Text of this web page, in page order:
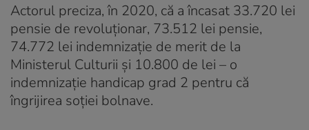
Actorul preciza, în 2020, că a încasat 33.720 lei
pensie de revoluţionar, 73.512 lei pensie,
74.772 lei indemnizaţie de merit de la
Ministerul Culturii şi 10.800 de lei – o
indemnizaţie handicap grad 2 pentru că
îngrijirea soţiei bolnave.